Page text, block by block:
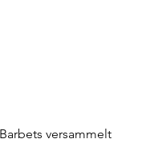
versammelt